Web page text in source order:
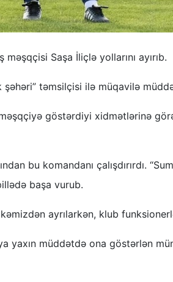
məşqçisi Saşa İliçlə yollarını ayırıb.
şəhəri” təmsilçisi ilə müqavilə
məşqçiyə göstərdiyi xidmətlərinə
bu komandanı çalışdırırdı.
başa vurub.
ölkəmizdən ayrılarkən, klub
yaxın müddətdə ona göstərlən